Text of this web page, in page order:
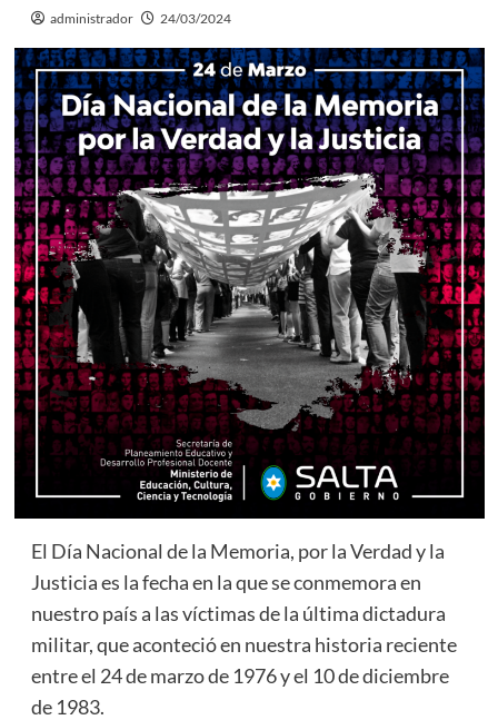
administrador 24/03/2024
El Día Nacional de la Memoria, por la Verdad y la
Justicia es la fecha en la que se conmemora en
nuestro país a las víctimas de la última dictadura
militar, que aconteció en nuestra historia reciente
entre el 24 de marzo de 1976 y el 10 de diciembre
de 1983.